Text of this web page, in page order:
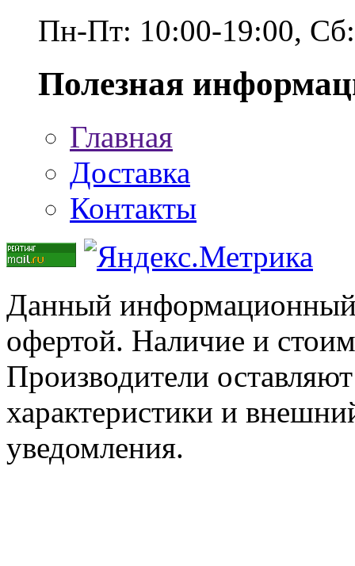
Пн-Пт: 10:00-19:00,
Полезная
Главная
Доставка
Контакты
Данный информационный
офертой. Наличие и
Производители
характеристики и
уведомления.